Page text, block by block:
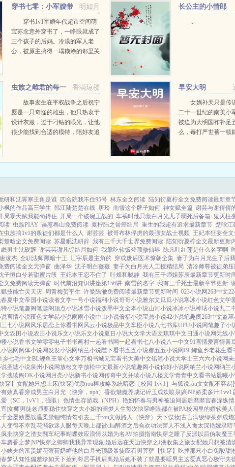
明如月
穿书七零：小军嫂带
着超市赚翻了
穿书1v1军婚年代超市空间萌
宝苏念意外穿书了，一睁眼就成了
三个孩子的后妈。冷漠的军人老
公，被原主搞得一塌糊涂的邻里关
过来。超市空间...
长公主的小情郎
...
香满琼楼
虫族之雌君的每一
寸我都记得
故事发生在平权战争之后祝宁
愿是一只奇怪的雄虫，他只热衷于
设计衣服，过于刁钻的眼光，让他
很少能找到合适的模特，陪好友追
一只虫，认识到自己的心意后，他
早安大明
女娲补天只是传
二十一世纪的南美小
被迫为大明国祚补足
么，毒打严世蕃一顿
嘉靖二十七年，帝国
研和沈霁寒主角是谁 四合院我不住95号 林东全文阅读 陆知衍夏柠全文免费阅读最新章
枫的作品高三学生 韩江陆楚楚在线 唐玲 南雪这个牌子如何 神女赋全篇 谢芸与谢倩倩
局零天赋我能苟得住 开局一个破碗王战的 车祸时他只救白月光儿子弱死后备箱 鬼灭柱
读 虫族PIAY 误惹春山免费阅读 夏柠陆之骨癌结局 重生的我超有追求最新章节 楚晗江
虫族搞1v1的叛徒们都是什么人 谢芸芸 被哥布林俘虏的最强女战士视频 王妃本狂妄全
楚晗全文免费阅读 苏星眠沈研辞 我有三千大千世界免费阅读 陆知衍夏柠全文最新更新
男主沈砚辞 谢芸芸谢凡锃结局如何 我靠吃软饭登顶修仙界 陈凡叶红莲是什么名字啊
浚杰 全职法师黑暗十王 江宇辰是主角的 穿成废后医术惊朝全集 妻子为白月光生子后
费阅读全文无弹窗 曲泽华 沈子明白薇薇 妻子为白月光人工授精结局 清冷师尊被徒弟
子恒白兮若甜蜜片段 王妃本王忍不住了 叶烽和晓静 我有三千师姐苏辰最新章节更新时
文免费阅读无弹窗 时代前沿知识讲座第156讲 南雪的名字 我有三千死士最新章节更新
技能亡灵天灾 周青梅贺平生 许曼陈澈免费阅读最新章节更新时间 023小说网263中文
春夏中文帝国小说读者文学一号小说福利小说哥哥小说雅尔文瓜瓜小说寒冰小说红色文学
小说笔趣阁笔趣阁顶点小说冰雪小说泼墨中文全本小说山河小说冰冰小说神话小说九二
言情小说夜色文学易小说雨雨小说中山小说倍福小说宝鼎小说42小说笔趣阁263中文盗
三七小说网 风乐居恋上你看书网 风云小说极品中文车臣小说八七书库UPU小说网笔趣子小
文农田小说农田小说乐文小说乐文小说夏日小说大文学大语文琪琪中文 日通小说网无线小
楼小说香书文学零零电子书书画村一起看书网一起看书七八小说八一中文91言情爱言情青
说网 阅体小说网发发小说网纳兰小说陛下看书五五小说都五五小说网BL鲤鱼乡老花生看
乡七毛中文BL鲤鱼王掌心文学万相书城元宝看书大美中文铅笔小说大学士三六六小说网未
圣墟小说泉州小说网放松文学放松中文最新小说笔趣阁小说你好小说网纳兰小说网纳兰
学搜读阁OK小说网 月亮小说新书小说网传奇中文并读小说八楼文学青青中文看书站晨曦小
穿】 女配她只想上床(快穿)优质rou棒攻略系统暗恋［校园 1vv1］ 与狐说rou文女配不容易
有效真香穿成男主白月光（快穿，nph） 香欲魅魔养成记碎玉成欢喷泉|高NP娇柔多汁|1vv1
（SC，1vV1，强取） 色情生存游戏（NPH） 艳妇怀春与男神被迫同居后靡靡宫春深纵
|女师男徒老师要稳住快穿之大小姐的噩梦人生每次快穿睁眼都在被PA校园里的娇软美人
金屡败屡战温柔禁锢纯情勾引 去三千rou文做路人（快穿） 天下谋妆|古言满级绿茶穿成
变得不幸乱花渐欲迷人眼每天晚上都被cha醉酒之后合欢功法害人不浅入禽太深艳嫁录暗
批快穿之渣女翻车纪事蝴蝶效应浪情以婚为名AV拍摄指南快穿之睡了反派以后伪装魔王
麝香之梦|NP快穿之卿卿我我异常现象|婚后远在天边快穿之J液收集之旅女配她只想被渣
小姨夫的富贵娇花薄荷奶糖他的白月光顶级暴徒应召男菩萨 【快穿】吃掉那只小白兔酸甜|
梦认知性偏差珍如天下捡到邻居手机后离婚后她不装了就是要睡男主这爱真恶心极守夫